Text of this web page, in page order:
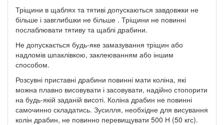
Тріщини в щаблях та тятиві допускаються завдовжки не
більше і завглибшки не більше . Тріщини не повинні
послаблювати тятиву та щаблі драбини.
Не допускається будь-яке замазування тріщин або
надломів шпаклівкою, заклеюванням або іншим
способом.
Розсувні приставні драбини повинні мати коліна, які
можна плавно висовувати і засовувати, надійно стопорити
на будь-якій заданій висоті. Коліна драбин не повинні
самочинно складатись. Зусилля, необхідне для висування
колін драбин, не повинно перевищувати 500 Н (50 кгс).